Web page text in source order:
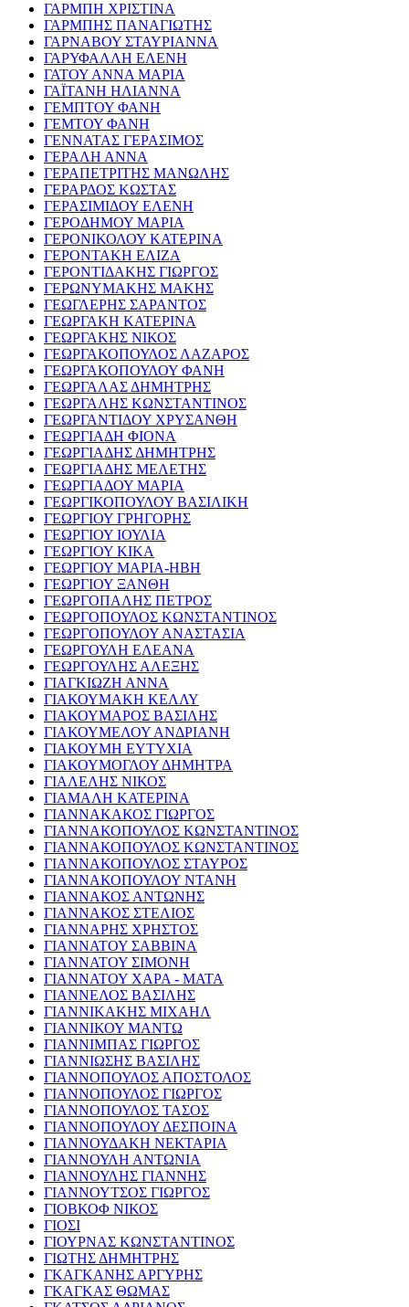
ΓΑΡΜΠΗ ΧΡΙΣΤΙΝΑ
ΓΑΡΜΠΗΣ ΠΑΝΑΓΙΩΤΗΣ
ΓΑΡΝΑΒΟΥ ΣΤΑΥΡΙΑΝΝΑ
ΓΑΡΥΦΑΛΛΗ ΕΛΕΝΗ
ΓΑΤΟΥ ΑΝΝΑ ΜΑΡΙΑ
ΓΑΪΤΑΝΗ ΗΛΙΑΝΝΑ
ΓΕΜΠΤΟΥ ΦΑΝΗ
ΓΕΜΤΟΥ ΦΑΝΗ
ΓΕΝΝΑΤΑΣ ΓΕΡΑΣΙΜΟΣ
ΓΕΡΑΛΗ ΑΝΝΑ
ΓΕΡΑΠΕΤΡΙΤΗΣ ΜΑΝΩΛΗΣ
ΓΕΡΑΡΔΟΣ ΚΩΣΤΑΣ
ΓΕΡΑΣΙΜΙΔΟΥ ΕΛΕΝΗ
ΓΕΡΟΔΗΜΟΥ ΜΑΡΙΑ
ΓΕΡΟΝΙΚΟΛΟΥ ΚΑΤΕΡΙΝΑ
ΓΕΡΟΝΤΑΚΗ ΕΛΙΖΑ
ΓΕΡΟΝΤΙΔΑΚΗΣ ΓΙΩΡΓΟΣ
ΓΕΡΩΝΥΜΑΚΗΣ ΜΑΚΗΣ
ΓΕΩΓΛΕΡΗΣ ΣΑΡΑΝΤΟΣ
ΓΕΩΡΓΑΚΗ ΚΑΤΕΡΙΝΑ
ΓΕΩΡΓΑΚΗΣ ΝΙΚΟΣ
ΓΕΩΡΓΑΚΟΠΟΥΛΟΣ ΛΑΖΑΡΟΣ
ΓΕΩΡΓΑΚΟΠΟΥΛΟΥ ΦΑΝΗ
ΓΕΩΡΓΑΛΑΣ ΔΗΜΗΤΡΗΣ
ΓΕΩΡΓΑΛΗΣ ΚΩΝΣΤΑΝΤΙΝΟΣ
ΓΕΩΡΓΑΝΤΙΔΟΥ ΧΡΥΣΑΝΘΗ
ΓΕΩΡΓΙΑΔΗ ΦΙΟΝΑ
ΓΕΩΡΓΙΑΔΗΣ ΔΗΜΗΤΡΗΣ
ΓΕΩΡΓΙΑΔΗΣ ΜΕΛΕΤΗΣ
ΓΕΩΡΓΙΑΔΟΥ ΜΑΡΙΑ
ΓΕΩΡΓΙΚΟΠΟΥΛΟΥ ΒΑΣΙΛΙΚΗ
ΓΕΩΡΓΙΟΥ ΓΡΗΓΟΡΗΣ
ΓΕΩΡΓΙΟΥ ΙΟΥΛΙΑ
ΓΕΩΡΓΙΟΥ ΚΙΚΑ
ΓΕΩΡΓΙΟΥ ΜΑΡΙΑ-ΗΒΗ
ΓΕΩΡΓΙΟΥ ΞΑΝΘΗ
ΓΕΩΡΓΟΠΑΛΗΣ ΠΕΤΡΟΣ
ΓΕΩΡΓΟΠΟΥΛΟΣ ΚΩΝΣΤΑΝΤΙΝΟΣ
ΓΕΩΡΓΟΠΟΥΛΟΥ ΑΝΑΣΤΑΣΙΑ
ΓΕΩΡΓΟΥΛΗ ΕΛΕΑΝΑ
ΓΕΩΡΓΟΥΛΗΣ ΑΛΕΞΗΣ
ΓΙΑΓΚΙΩΖΗ ΑΝΝΑ
ΓΙΑΚΟΥΜΑΚΗ ΚΕΛΛΥ
ΓΙΑΚΟΥΜΑΡΟΣ ΒΑΣΙΛΗΣ
ΓΙΑΚΟΥΜΕΛΟΥ ΑΝΔΡΙΑΝΗ
ΓΙΑΚΟΥΜΗ ΕΥΤΥΧΙΑ
ΓΙΑΚΟΥΜΟΓΛΟΥ ΔΗΜΗΤΡΑ
ΓΙΑΛΕΛΗΣ ΝΙΚΟΣ
ΓΙΑΜΑΛΗ ΚΑΤΕΡΙΝΑ
ΓΙΑΝΝΑΚΑΚΟΣ ΓΙΩΡΓΟΣ
ΓΙΑΝΝΑΚΟΠΟΥΛΟΣ ΚΩΝΣΤΑΝΤΙΝΟΣ
ΓΙΑΝΝΑΚΟΠΟΥΛΟΣ ΚΩΝΣΤΑΝΤΙΝΟΣ
ΓΙΑΝΝΑΚΟΠΟΥΛΟΣ ΣΤΑΥΡΟΣ
ΓΙΑΝΝΑΚΟΠΟΥΛΟΥ ΝΤΑΝΗ
ΓΙΑΝΝΑΚΟΣ ΑΝΤΩΝΗΣ
ΓΙΑΝΝΑΚΟΣ ΣΤΕΛΙΟΣ
ΓΙΑΝΝΑΡΗΣ ΧΡΗΣΤΟΣ
ΓΙΑΝΝΑΤΟΥ ΣΑΒΒΙΝΑ
ΓΙΑΝΝΑΤΟΥ ΣΙΜΟΝΗ
ΓΙΑΝΝΑΤΟΥ ΧΑΡΑ - ΜΑΤΑ
ΓΙΑΝΝΕΛΟΣ ΒΑΣΙΛΗΣ
ΓΙΑΝΝΙΚΑΚΗΣ ΜΙΧΑΗΛ
ΓΙΑΝΝΙΚΟΥ ΜΑΝΤΩ
ΓΙΑΝΝΙΜΠΑΣ ΓΙΩΡΓΟΣ
ΓΙΑΝΝΙΩΣΗΣ ΒΑΣΙΛΗΣ
ΓΙΑΝΝΟΠΟΥΛΟΣ ΑΠΟΣΤΟΛΟΣ
ΓΙΑΝΝΟΠΟΥΛΟΣ ΓΙΩΡΓΟΣ
ΓΙΑΝΝΟΠΟΥΛΟΣ ΤΑΣΟΣ
ΓΙΑΝΝΟΠΟΥΛΟΥ ΔΕΣΠΟΙΝΑ
ΓΙΑΝΝΟΥΔΑΚΗ ΝΕΚΤΑΡΙΑ
ΓΙΑΝΝΟΥΛΗ ΑΝΤΩΝΙΑ
ΓΙΑΝΝΟΥΛΗΣ ΓΙΑΝΝΗΣ
ΓΙΑΝΝΟΥΤΣΟΣ ΓΙΩΡΓΟΣ
ΓΙΟΒΚΟΦ ΝΙΚΟΣ
ΓΙΟΣΙ
ΓΙΟΥΡΝΑΣ ΚΩΝΣΤΑΝΤΙΝΟΣ
ΓΙΩΤΗΣ ΔΗΜΗΤΡΗΣ
ΓΚΑΓΚΑΝΗΣ ΑΡΓΥΡΗΣ
ΓΚΑΓΚΑΣ ΘΩΜΑΣ